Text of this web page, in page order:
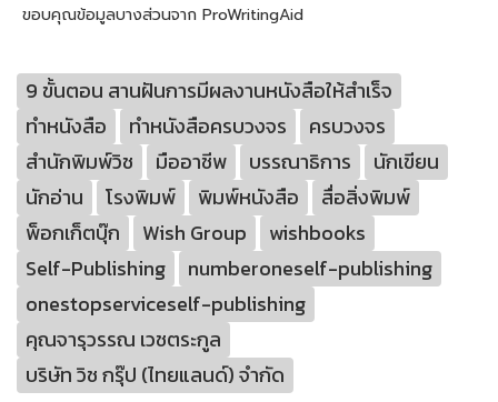
ขอบคุณข้อมูลบางส่วนจาก ProWritingAid
9 ขั้นตอน สานฝันการมีผลงานหนังสือให้สำเร็จ
ทำหนังสือ
ทำหนังสือครบวงจร
ครบวงจร
สำนักพิมพ์วิช
มืออาชีพ บรรณาธิการ
นักเขียน
นักอ่าน
โรงพิมพ์ พิมพ์หนังสือ
สื่อสิ่งพิมพ์
พ็อกเก็ตบุ๊ก
Wish Group
wishbooks
Self-Publishing
numberoneself-publishing
onestopserviceself-publishing
คุณจารุวรรณ เวชตระกูล
บริษัท วิช กรุ๊ป (ไทยแลนด์) จำกัด